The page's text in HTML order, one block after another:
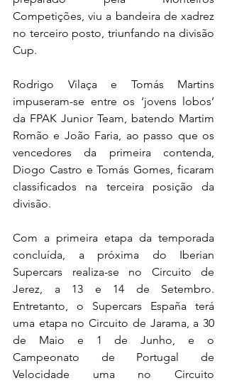
Competições, viu a bandeira de xadrez
no terceiro posto, triunfando na divisão
Cup.
Rodrigo Vilaça e Tomás Martins
impuseram-se entre os ‘jovens lobos’
da FPAK Junior Team, batendo Martim
Romão e João Faria, ao passo que os
vencedores da primeira contenda,
Diogo Castro e Tomás Gomes, ficaram
classificados na terceira posição da
divisão.
Com a primeira etapa da temporada
concluída, a próxima do Iberian
Supercars realiza-se no Circuito de
Jerez, a 13 e 14 de Setembro.
Entretanto, o Supercars España terá
uma etapa no Circuito de Jarama, a 30
de Maio e 1 de Junho, e o
Campeonato de Portugal de
Velocidade uma no Circuito